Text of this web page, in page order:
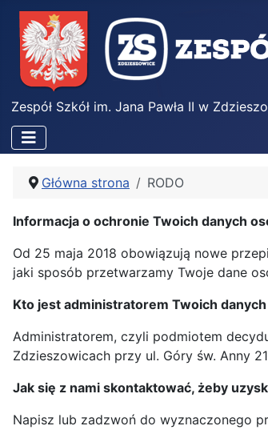
Zespół Szkół im. Jana Pawła II w
Główna strona RODO
Informacja o ochronie Twoich danych
Od 25 maja 2018 obowiązują nowe
jaki sposób przetwarzamy Twoje dane
Kto jest administratorem Twoich
Administratorem, czyli podmiotem
Zdzieszowicach przy ul. Góry św. Anny
Jak się z nami skontaktować, żeby
Napisz lub zadzwoń do wyznaczonego